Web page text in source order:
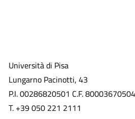
Università di Pisa
Lungarno Pacinotti, 43
P.I. 00286820501 C.F. 80003670504
T. +39 050 221 2111